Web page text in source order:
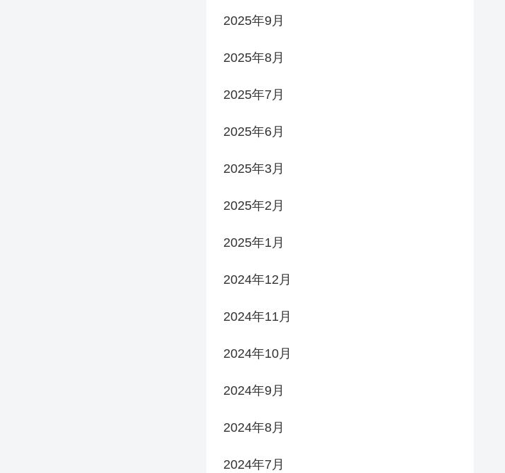
2025年9月
2025年8月
2025年7月
2025年6月
2025年3月
2025年2月
2025年1月
2024年12月
2024年11月
2024年10月
2024年9月
2024年8月
2024年7月